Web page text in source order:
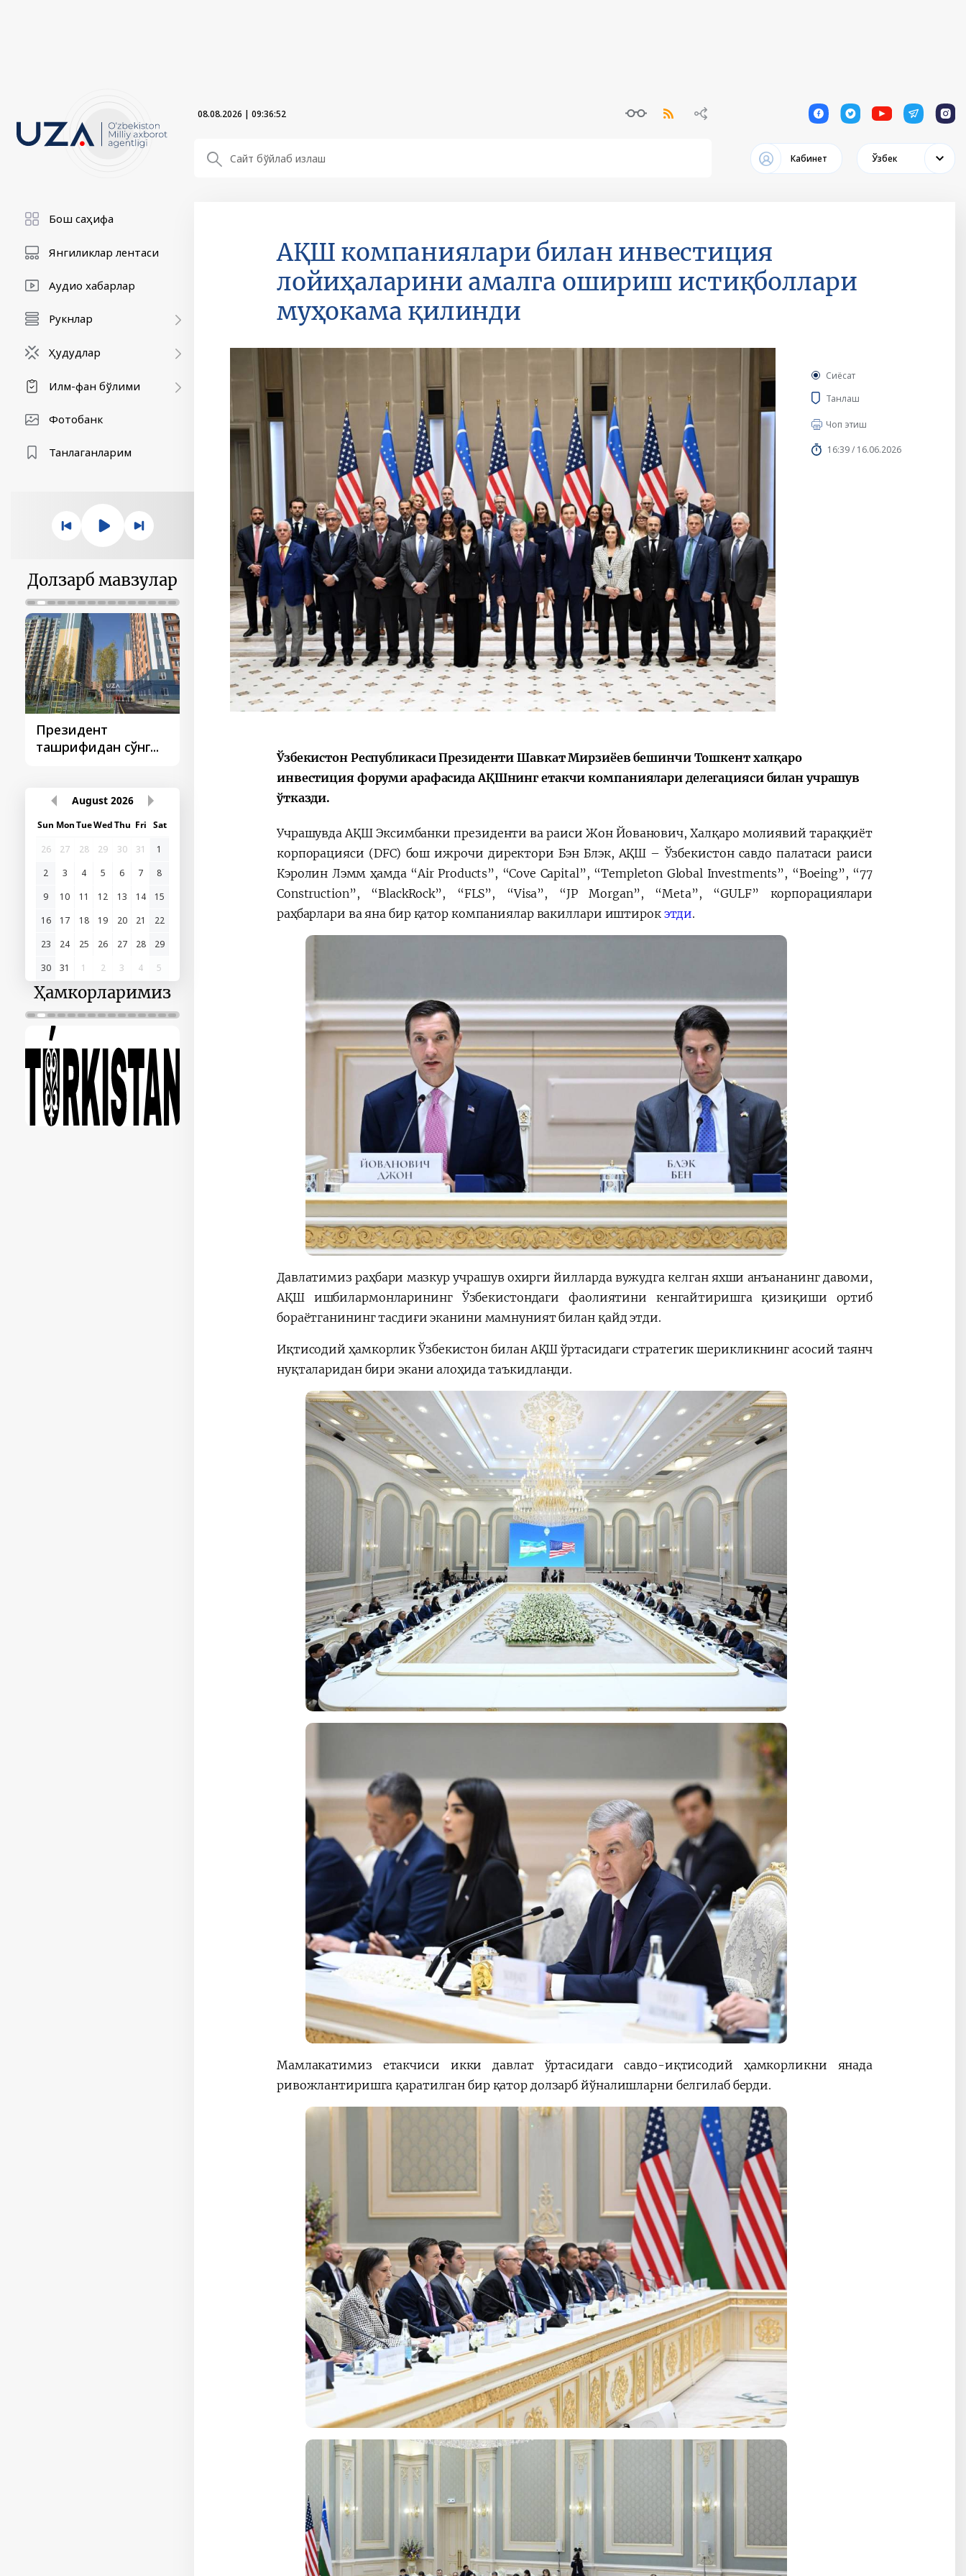
08.08.2026 | 09:36:53 1 1 1 1 1
Кабинет Ўзбек
Бош саҳифа
Янгиликлар лентаси
Аудио хабарлар
Рукнлар
Ҳудудлар
Илм-фан бўлими
Фотобанк
Танлаганларим
Долзарб мавзулар
Президент
ташрифидан сўнг...
ташрифлари
раислигида
ўтказилган
August 2026
Sun MonTueWedThu Fri Sat
26
27 28 29 30 31
1
2
3 4 5 6 7
8
9
10 11 12 13 14
15
16
17 18 19 20 21
22
23
24 25 26 27 28
29
30
31 1 2 3 4 5
Ҳамкорларимиз
АҚШ компаниялари билан инвестиция
лойиҳаларини амалга ошириш истиқболлари
муҳокама қилинди
Сиёсат
Танлаш
Чоп этиш
16:39 / 16.06.2026
Ўзбекистон Республикаси Президенти Шавкат Мирзиёев бешинчи Тошкент халқаро
инвестиция форуми арафасида АҚШнинг етакчи компаниялари делегацияси билан учрашув
ўтказди.
Учрашувда АҚШ Эксимбанки президенти ва раиси Жон Йованович, Халқаро молиявий тараққиёт
корпорацияси (DFC) бош ижрочи директори Бэн Блэк, АҚШ – Ўзбекистон савдо палатаси раиси
Кэролин Лэмм ҳамда “Air Products”, “Cove Capital”, “Templeton Global Investments”, “Boeing”, “77
Construction”, “BlackRock”, “FLS”, “Visa”, “JP Morgan”, “Meta”, “GULF” корпорациялари
раҳбарлари ва яна бир қатор компаниялар вакиллари иштирок этди.
Давлатимиз раҳбари мазкур учрашув охирги йилларда вужудга келган яхши анъананинг давоми,
АҚШ ишбилармонларининг Ўзбекистондаги фаолиятини кенгайтиришга қизиқиши ортиб
бораётганининг тасдиғи эканини мамнуният билан қайд этди.
Иқтисодий ҳамкорлик Ўзбекистон билан АҚШ ўртасидаги стратегик шерикликнинг асосий таянч
нуқталаридан бири экани алоҳида таъкидланди.
Мамлакатимиз етакчиси икки давлат ўртасидаги савдо-иқтисодий ҳамкорликни янада
ривожлантиришга қаратилган бир қатор долзарб йўналишларни белгилаб берди.